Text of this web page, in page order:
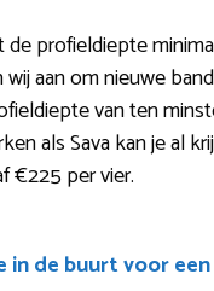
profieldiepte
aan om nieuwe
van ten
als Sava kan je al
€225 per vier.
in de buurt voor